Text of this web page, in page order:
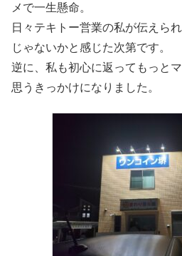
メで一生懸命。
日々テキトー営業の私が伝えら
じゃないかと感じた次第です。
逆に、私も初心に返ってもっと
思うきっかけになりました。